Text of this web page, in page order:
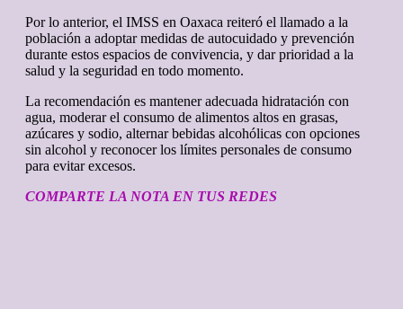
Por lo anterior, el IMSS en Oaxaca reiteró el llamado a la
población a adoptar medidas de autocuidado y prevención
durante estos espacios de convivencia, y dar prioridad a la
salud y la seguridad en todo momento.
La recomendación es mantener adecuada hidratación con
agua, moderar el consumo de alimentos altos en grasas,
azúcares y sodio, alternar bebidas alcohólicas con opciones
sin alcohol y reconocer los límites personales de consumo
para evitar excesos.
COMPARTE LA NOTA EN TUS REDES